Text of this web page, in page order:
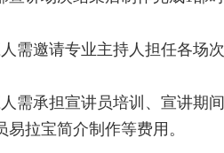
邀请专业主持人担任各场
承担宣讲员培训、宣讲期间
易拉宝简介制作等费用。